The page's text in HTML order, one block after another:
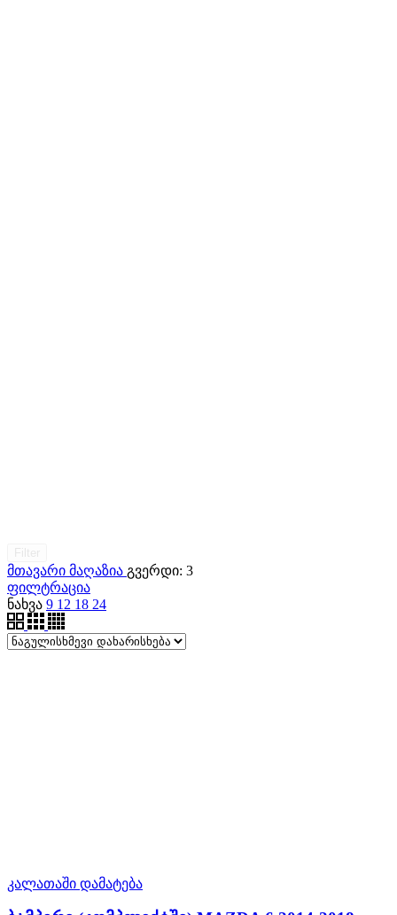
მთავარი მაღაზია გვერდი: 3
ფილტრაცია
ნახვა 9 12 18 24
კალათაში დამატება